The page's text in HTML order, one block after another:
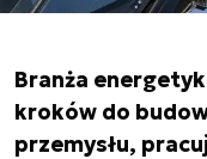
Branża
kroków do
przemysłu,